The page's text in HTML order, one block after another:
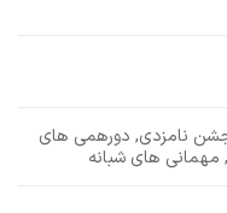
جشن نامزدی, دورهمی های
مهمانی های شبانه